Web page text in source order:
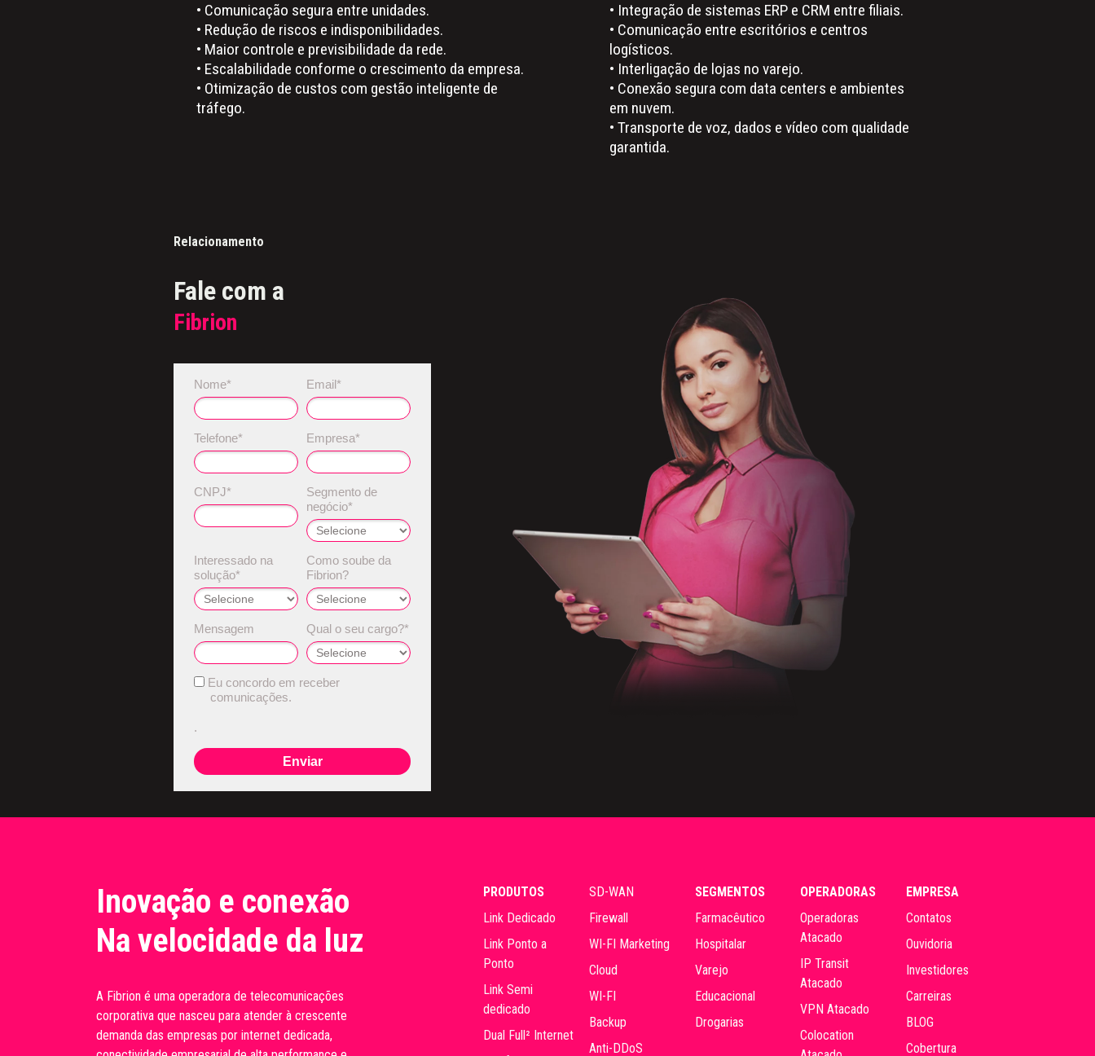
• Comunicação segura entre unidades.
• Redução de riscos e indisponibilidades.
• Maior controle e previsibilidade da rede.
• Escalabilidade conforme o crescimento da empresa.
• Otimização de custos com gestão inteligente de
tráfego.
• Integração de sistemas ERP e CRM entre filiais.
• Comunicação entre escritórios e centros
logísticos.
• Interligação de lojas no varejo.
• Conexão segura com data centers e ambientes
em nuvem.
• Transporte de voz, dados e vídeo com qualidade
garantida.
Relacionamento
Fale com a
Fibrion
Nome* Email*
Telefone* Empresa*
CNPJ*
Segmento de
negócio*
Interessado na
solução*
Como soube da
Fibrion?
Mensagem Qual o seu cargo?*
Eu concordo em receber
comunicações.
.
Enviar
Inovação e conexão
Na velocidade da luz
A Fibrion é uma operadora de telecomunicações
corporativa que nasceu para atender à crescente
demanda das empresas por internet dedicada,
PRODUTOS
Link Dedicado
Link Ponto a
Ponto
Link Semi
dedicado
Dual Full² Internet
SD-WAN
Firewall
WI-FI Marketing
Cloud
WI-FI
Backup
Anti-DDoS
SEGMENTOS
Farmacêutico
Hospitalar
Varejo
Educacional
Drogarias
OPERADORAS
Operadoras
Atacado
IP Transit
Atacado
VPN Atacado
Colocation
EMPRESA
Contatos
Ouvidoria
Investidores
Carreiras
BLOG
Cobertura